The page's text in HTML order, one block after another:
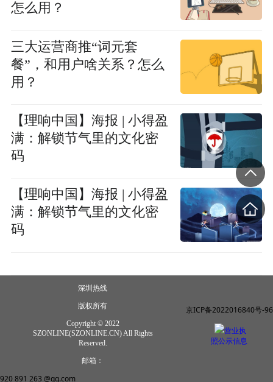
怎么用？
三大运营商推“词元套
餐”，和用户啥关系？怎么
用？
【理响中国】海报 | 小得盈
满：解锁节气里的文化密
码
【理响中国】海报 | 小得盈
满：解锁节气里的文化密
码
深圳热线
版权所有
Copyright © 2022
SZONLINE(SZONLINE.CN) All Rights
Reserved.
邮箱：
920 891 263 @qq.com
京ICP备2022016840号-96
营业执
照公示信息